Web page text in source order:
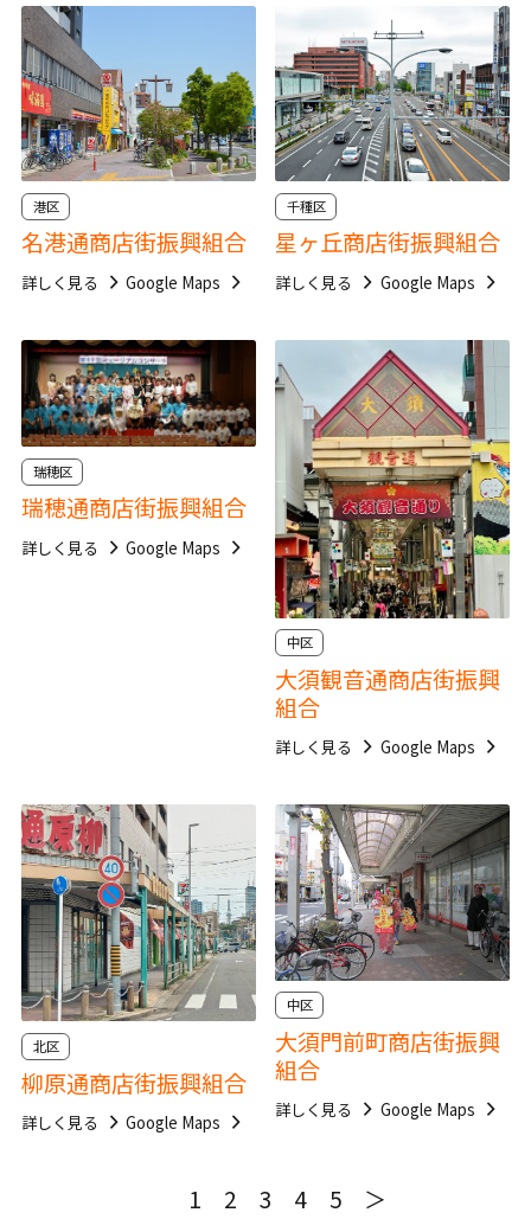
港区
名港通商店街振興組合
詳しく見る Google Maps
千種区
星ヶ丘商店街振興組合
詳しく見る Google Maps
瑞穂区
瑞穂通商店街振興組合
詳しく見る Google Maps
中区
大須観音通商店街振興
組合
詳しく見る Google Maps
北区
柳原通商店街振興組合
詳しく見る Google Maps
中区
大須門前町商店街振興
組合
詳しく見る Google Maps
＞
1 2 3 4 5